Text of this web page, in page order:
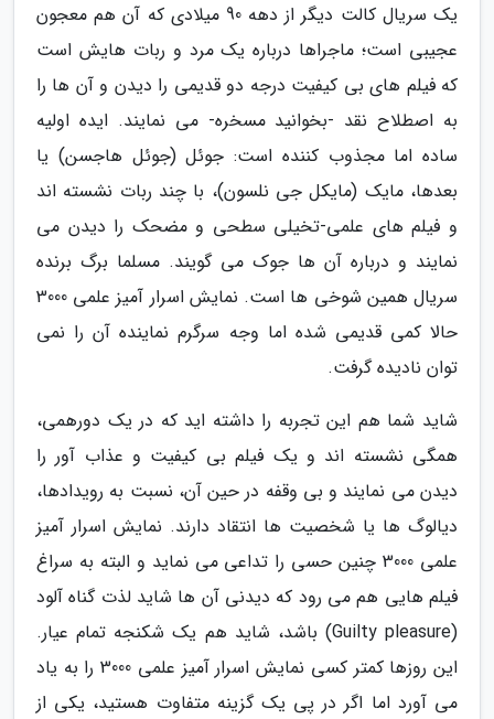
یک سریال کالت دیگر از دهه 90 میلادی که آن هم معجون
عجیبی است؛ ماجراها درباره یک مرد و ربات هایش است
که فیلم های بی کیفیت درجه دو قدیمی را دیدن و آن ها را
به اصطلاح نقد -بخوانید مسخره- می نمایند. ایده اولیه
ساده اما مجذوب کننده است: جوئل (جوئل هاجسن) یا
بعدها، مایک (مایکل جی نلسون)، با چند ربات نشسته اند
و فیلم های علمی-تخیلی سطحی و مضحک را دیدن می
نمایند و درباره آن ها جوک می گویند. مسلما برگ برنده
سریال همین شوخی ها است. نمایش اسرار آمیز علمی 3000
حالا کمی قدیمی شده اما وجه سرگرم نماینده آن را نمی
توان نادیده گرفت.
شاید شما هم این تجربه را داشته اید که در یک دورهمی،
همگی نشسته اند و یک فیلم بی کیفیت و عذاب آور را
دیدن می نمایند و بی وقفه در حین آن، نسبت به رویدادها،
دیالوگ ها یا شخصیت ها انتقاد دارند. نمایش اسرار آمیز
علمی 3000 چنین حسی را تداعی می نماید و البته به سراغ
فیلم هایی هم می رود که دیدنی آن ها شاید لذت گناه آلود
(Guilty pleasure) باشد، شاید هم یک شکنجه تمام عیار.
این روزها کمتر کسی نمایش اسرار آمیز علمی 3000 را به یاد
می آورد اما اگر در پی یک گزینه متفاوت هستید، یکی از